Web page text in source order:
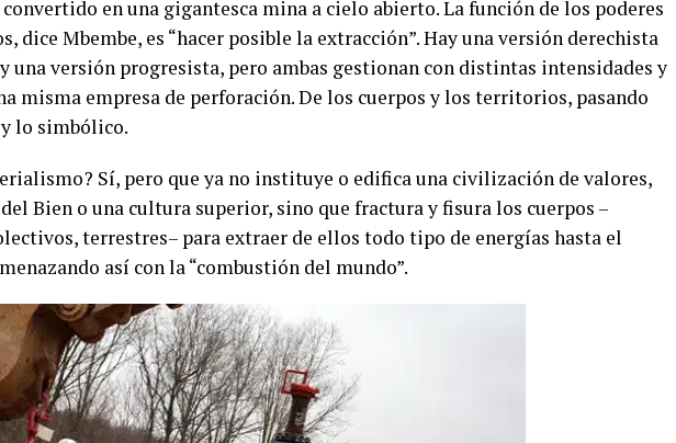
en una gigantesca mina a cielo abierto. La función de los poderes
dice Mbembe, es “hacer posible la extracción”. Hay una versión derechista
una versión progresista, pero ambas gestionan con distintas intensidades y
misma empresa de perforación. De los cuerpos y los territorios, pasando
lo simbólico.
Sí, pero que ya no instituye o edifica una civilización de valores,
Bien o una cultura superior, sino que fractura y fisura los cuerpos –
terrestres– para extraer de ellos todo tipo de energías hasta el
así con la “combustión del mundo”.